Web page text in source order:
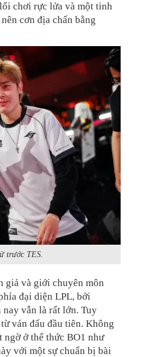
chơi rực lửa và một tinh
cơn địa chấn bằng
trước TES.
giả và giới chuyên môn
đại diện LPL, bởi
vẫn là rất lớn. Tuy
ván đấu đầu tiên. Không
ngờ ở thể thức BO1 như
với một sự chuẩn bị bài